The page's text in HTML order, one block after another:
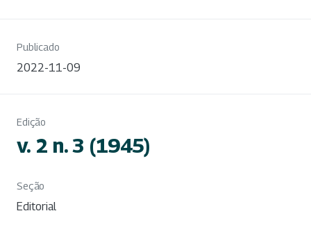
Publicado
2022-11-09
Edição
v. 2 n. 3 (1945)
Seção
Editorial